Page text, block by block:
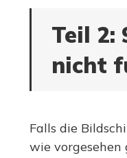
Teil 2:
nicht
Falls die
wie vorgesehen